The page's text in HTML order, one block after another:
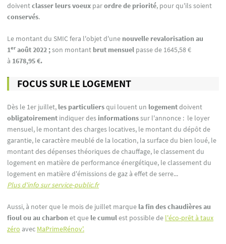
doiventclasser leurs voeux parordre de priorité, pour qu'ils soient
conservés.
Le montant du SMIC fera l'objet d'une nouvelle revalorisation au
1eraoût 2022 ;son montant brut mensuel passe de 1645,58 €
à 1678,95 €.
FOCUS SUR LE LOGEMENT
Dès le 1er juillet, les particuliersqui louent un logementdoivent
obligatoirement indiquer des informationssur l'annonce : le loyer
mensuel, le montant des charges locatives, le montant du dépôt de
garantie, le caractère meublé de la location, la surface du bien loué, le
montant des dépenses théoriques de chauffage, le classement du
logement en matière de performance énergétique, le classement du
logement en matière d'émissions de gaz à effet de serre...
Plus d'info sur service-public.fr
Aussi, à noter que le mois de juillet marque la fin des chaudières au
fioul ou au charbon et que le cumulest possible de l'éco-prêt à taux
zéro avec MaPrimeRénov'.